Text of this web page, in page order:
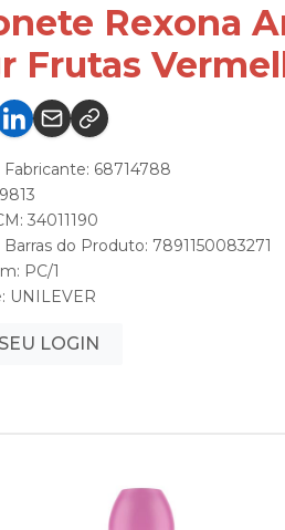
Rexona
Frutas
68714788
34011190
do Produto: 7891150083271
PC/1
UNILEVER
LOGIN